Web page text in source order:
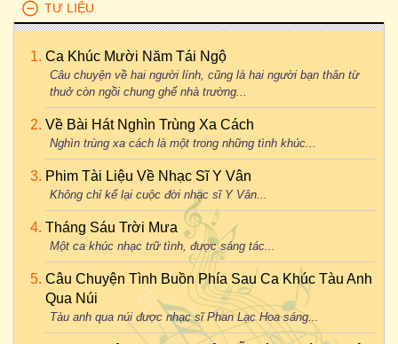
TƯ LIỆU
Ca Khúc Mười Năm Tái Ngộ
Câu chuyện về hai người lính, cũng là hai người bạn thân từ
thuở còn ngồi chung ghế nhà trường...
Về Bài Hát Nghìn Trùng Xa Cách
Nghìn trùng xa cách là một trong những tình khúc...
Phim Tài Liệu Về Nhạc Sĩ Y Vân
Không chỉ kể lại cuộc đời nhạc sĩ Y Vân...
Tháng Sáu Trời Mưa
Một ca khúc nhạc trữ tình, được sáng tác...
Câu Chuyện Tình Buồn Phía Sau Ca Khúc Tàu Anh
Qua Núi
Tàu anh qua núi được nhạc sĩ Phan Lạc Hoa sáng...